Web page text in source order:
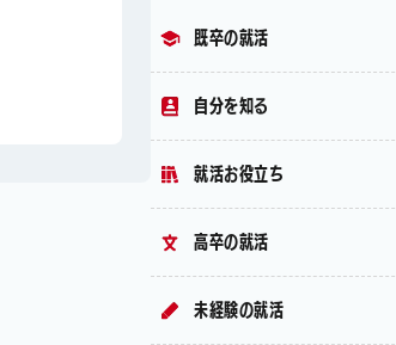
既卒の就活
自分を知る
就活お役立ち
高卒の就活
未経験の就活